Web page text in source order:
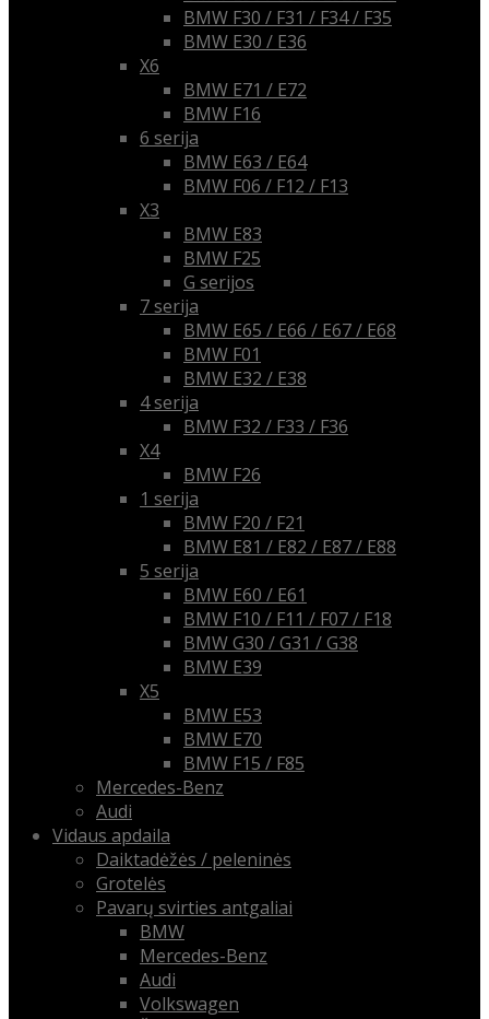
BMW F30 / F31 / F34 / F35
BMW E30 / E36
X6
BMW E71 / E72
BMW F16
6 serija
BMW E63 / E64
BMW F06 / F12 / F13
X3
BMW E83
BMW F25
G serijos
7 serija
BMW E65 / E66 / E67 / E68
BMW F01
BMW E32 / E38
4 serija
BMW F32 / F33 / F36
X4
BMW F26
1 serija
BMW F20 / F21
BMW E81 / E82 / E87 / E88
5 serija
BMW E60 / E61
BMW F10 / F11 / F07 / F18
BMW G30 / G31 / G38
BMW E39
X5
BMW E53
BMW E70
BMW F15 / F85
Mercedes-Benz
Audi
Vidaus apdaila
Daiktadėžės / peleninės
Grotelės
Pavarų svirties antgaliai
BMW
Mercedes-Benz
Audi
Volkswagen